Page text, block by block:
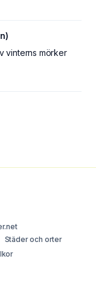
vinterns mörker
Städer och orter